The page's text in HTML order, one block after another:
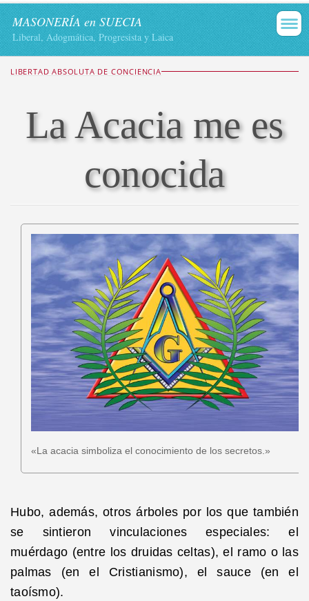
MASONERÍA en SUECIA
Liberal, Adogmática, Progresista y Laica
LIBERTAD ABSOLUTA DE CONCIENCIA
La Acacia me es
conocida
«La acacia simboliza el conocimiento de los secretos.»
Hubo, además, otros árboles por los que también
se sintieron vinculaciones especiales: el
muérdago (entre los druidas celtas), el ramo o las
palmas (en el Cristianismo), el sauce (en el
taoísmo).